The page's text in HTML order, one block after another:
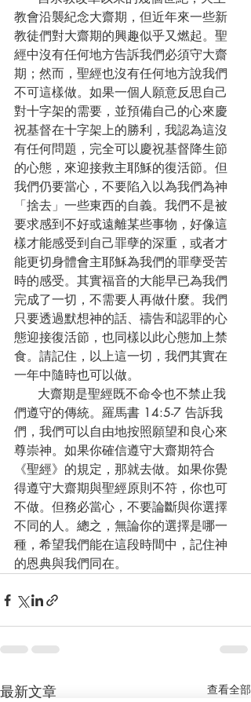
教會沿襲紀念大齋期，但近年來一些新
教徒們對大齋期的興趣似乎又燃起。聖
經中沒有任何地方告訴我們必須守大齋
期；然而，聖經也沒有任何地方說我們
不可這樣做。如果一個人願意反思自己
對十字架的需要，並預備自己的心來慶
祝基督在十字架上的勝利，我認為這沒
有任何問題，完全可以慶祝基督降生節
的心態，來迎接救主耶穌的復活節。但
我們仍要當心，不要陷入以為我們為神
「捨去」一些東西的自義。我們不是被
要求感到不好或遠離某些事物，好像這
樣才能感受到自己罪孽的深重，或者才
能更切身體會主耶穌為我們的罪孽受苦
時的感受。其實福音的大能早已為我們
完成了一切，不需要人再做什麼。我們
只要透過默想神的話、禱告和認罪的心
態迎接復活節，也同樣以此心態加上禁
食。請記住，以上這一切，我們其實在
一年中隨時也可以做。
們遵守的傳統。羅馬書 14:5-7 告訴我
們，我們可以自由地按照願望和良心來
尊崇神。如果你確信遵守大齋期符合
《聖經》的規定，那就去做。如果你覺
得遵守大齋期與聖經原則不符，你也可
不做。但務必當心，不要論斷與你選擇
不同的人。總之，無論你的選擇是哪一
種，希望我們能在這段時間中，記住神
的恩典與我們同在。
最新文章 查看全部